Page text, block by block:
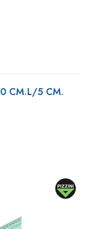
CM.L/5 CM.